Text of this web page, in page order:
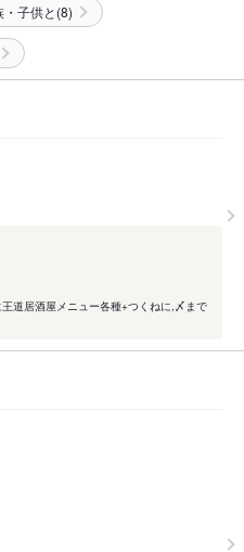
・子供と(8)
道居酒屋メニュー各種+つくねに,〆まで